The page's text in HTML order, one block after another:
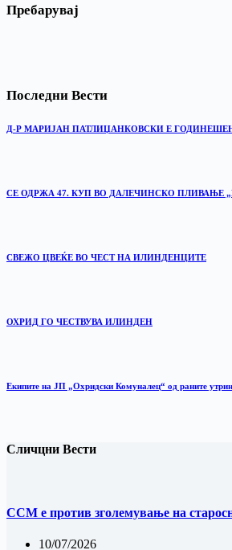
Пребарувај
Последни Вести
Д-Р МАРИЈАН ПАТЛИЏАНКОВСКИ Е
СЕ ОДРЖА 47. КУП ВО ДАЛЕЧИНСКО ПЛИВАЊЕ
‎СВЕЖО ЦВЕЌЕ ВО ЧЕСТ НА ИЛИНДЕНЦИТЕ
ОХРИД ГО ЧЕСТВУВА ИЛИНДЕН
Екипите на ЈП „Охридски Комуналец“ од раните
Сличцни Вести
ССМ е против зголемување на
10/07/2026